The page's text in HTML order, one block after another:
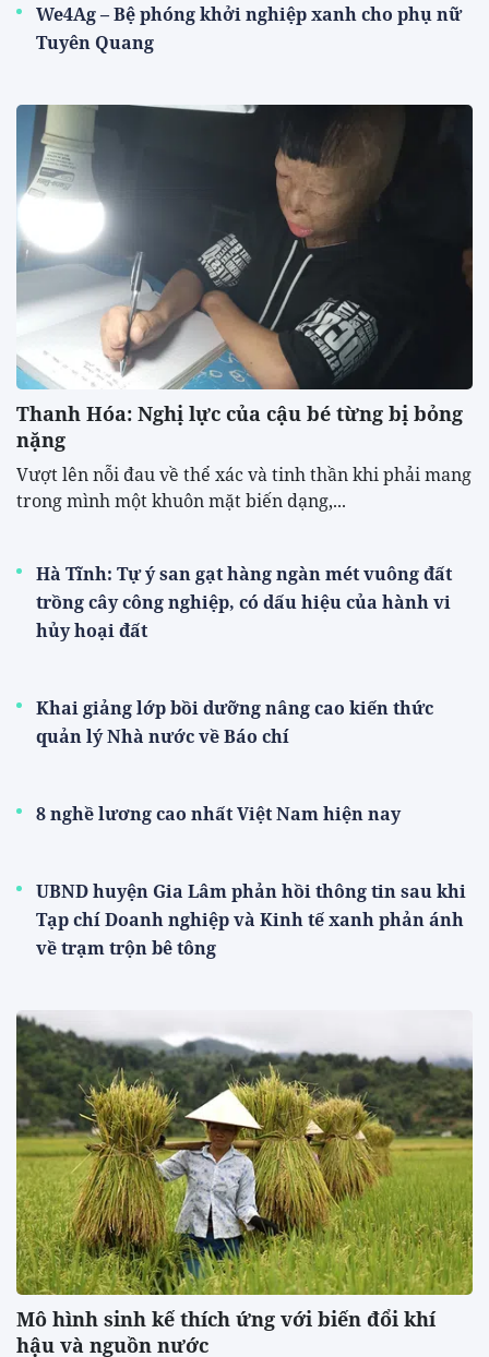
We4Ag – Bệ phóng khởi nghiệp xanh cho phụ nữ
Tuyên Quang
Thanh Hóa: Nghị lực của cậu bé từng bị bỏng
nặng
Vượt lên nỗi đau về thể xác và tinh thần khi phải mang
trong mình một khuôn mặt biến dạng,...
Hà Tĩnh: Tự ý san gạt hàng ngàn mét vuông đất
trồng cây công nghiệp, có dấu hiệu của hành vi
hủy hoại đất
Khai giảng lớp bồi dưỡng nâng cao kiến thức
quản lý Nhà nước về Báo chí
8 nghề lương cao nhất Việt Nam hiện nay
UBND huyện Gia Lâm phản hồi thông tin sau khi
Tạp chí Doanh nghiệp và Kinh tế xanh phản ánh
về trạm trộn bê tông
Mô hình sinh kế thích ứng với biến đổi khí
hậu và nguồn nước